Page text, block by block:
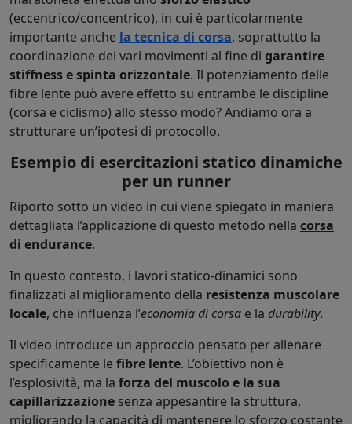
(eccentrico/concentrico), in cui è particolarmente
importante anche la tecnica di corsa, soprattutto la
coordinazione dei vari movimenti al fine di garantire
stiffness e spinta orizzontale. Il potenziamento delle
fibre lente può avere effetto su entrambe le discipline
(corsa e ciclismo) allo stesso modo? Andiamo ora a
strutturare un’ipotesi di protocollo.
Esempio di esercitazioni statico dinamiche
per un runner
Riporto sotto un video in cui viene spiegato in maniera
dettagliata l’applicazione di questo metodo nella corsa
di endurance.
In questo contesto, i lavori statico-dinamici sono
finalizzati al miglioramento della resistenza muscolare
locale, che influenza l’economia di corsa e la durability.
Il video introduce un approccio pensato per allenare
specificamente le fibre lente. L’obiettivo non è
l’esplosività, ma la forza del muscolo e la sua
capillarizzazione senza appesantire la struttura,
migliorando la capacità di mantenere lo sforzo costante